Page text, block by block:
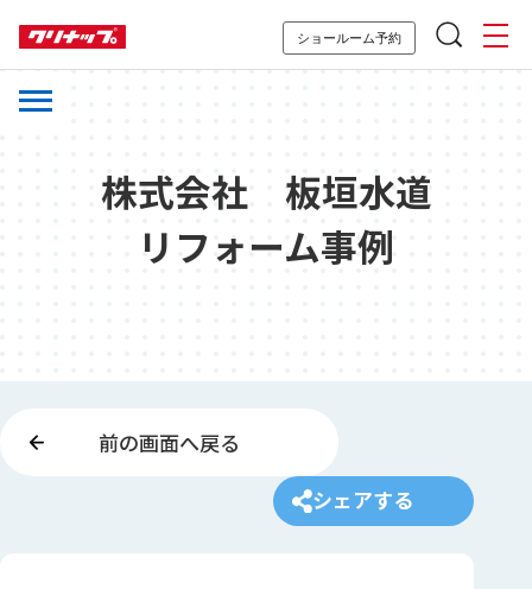
ショールーム予約
株式会社 板垣水道
リフォーム事例
前の画面へ戻る
シェアする